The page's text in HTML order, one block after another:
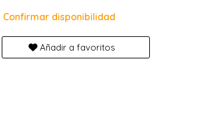
Confirmar disponibilidad
Añadir a favoritos